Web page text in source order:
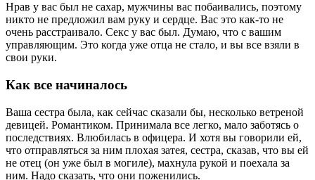
Нрав у вас был не сахар, мужчины вас побаивались, поэтому
никто не предложил вам руку и сердце. Вас это как-то не
очень расстраивало. Секс у вас был. Думаю, что с вашим
управляющим. Это когда уже отца не стало, и вы все взяли в
свои руки.
Как все начиналось
Ваша сестра была, как сейчас сказали бы, несколько ветреной
девицей. Романтиком. Принимала все легко, мало заботясь о
последствиях. Влюбилась в офицера. И хотя вы говорили ей,
что отправляться за ним плохая затея, сестра, сказав, что вы ей
не отец (он уже был в могиле), махнула рукой и поехала за
ним. Надо сказать, что они поженились.